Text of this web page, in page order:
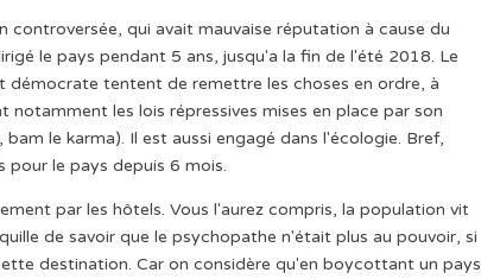
qui avait mauvaise réputation à cause du
le pays pendant 5 ans, jusqu'a la fin de l'été 2018. Le
tentent de remettre les choses en ordre, à
les lois répressives mises en place par son
le karma). Il est aussi engagé dans l'écologie. Bref,
pour le pays depuis 6 mois.
par les hôtels. Vous l'aurez compris, la population vit
de savoir que le psychopathe n'était plus au pouvoir, si
destination. Car on considère qu'en boycottant un pays